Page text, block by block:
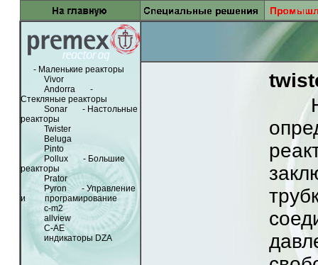
- Маленькие реакторы
Vivor
Andorra
-
Стекляные реакторы
Sonar
- Настольные
реакторы
Twister
Beluga
Pinto
Pollux
- Большие
реакторы
Prator
Pyron - Управление
и програмирование
c-m2
allview
C-AE
индикаторы DZA